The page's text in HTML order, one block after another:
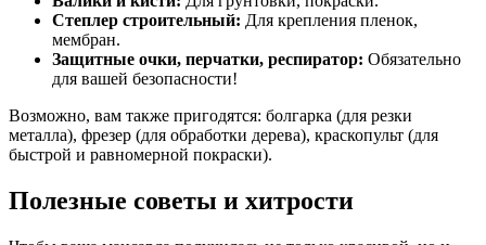
Степлер строительный: Для крепления пленок,
мембран.
Защитные очки, перчатки, респиратор: Обязательно
для вашей безопасности!
Возможно, вам также пригодятся: болгарка (для резки
металла), фрезер (для обработки дерева), краскопульт (для
быстрой и равномерной покраски).
Полезные советы и хитрости